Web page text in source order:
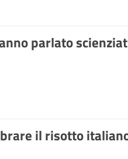
parlato
il risotto